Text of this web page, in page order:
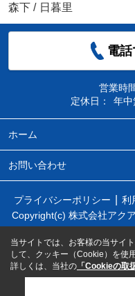
森下 / 日暮里
電
営業時
定休日：
年中
ホーム
お問い合わせ
プライバシーポリシー 利
Copyright(c) 株式会社アク
当サイトでは、お客様の当サイ
して、クッキー（Cookie）を使
詳しくは、当社の 「Cookieの取